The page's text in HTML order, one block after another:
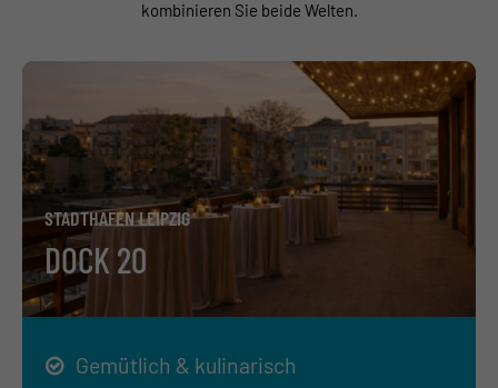
kombinieren Sie beide Welten.
STADTHAFEN LEIPZIG
DOCK 20
Gemütlich & kulinarisch